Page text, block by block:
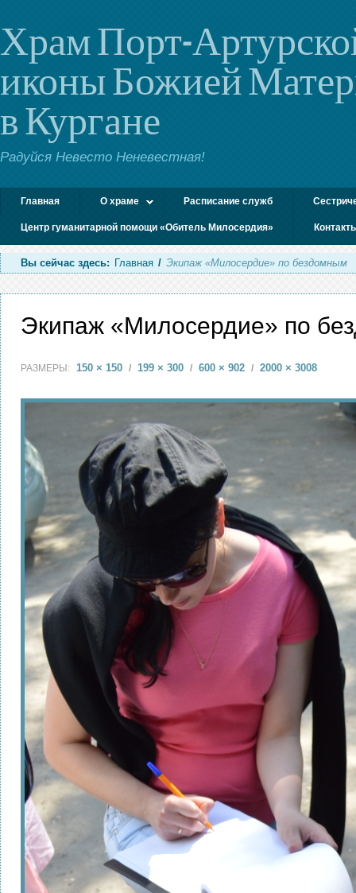
Храм Порт-
иконы Божией
в Кургане
Радуйся Невесто Неневестная!
Главная О храме Расписание служб
Центр гуманитарной помощи «Обитель Милосердия»
Вы сейчас здесь: Главная / Экипаж «Милосердие» по бездомным
Экипаж «Милосердие» по
РАЗМЕРЫ: 150 × 150 / 199 × 300 / 600 × 902 / 2000 × 3008